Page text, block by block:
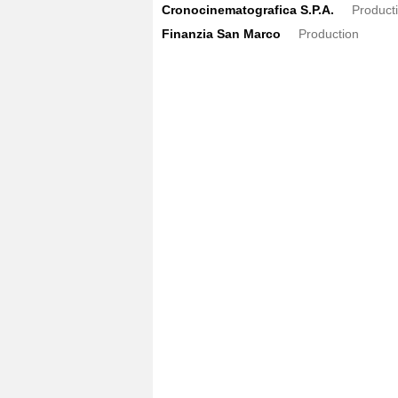
Cronocinematografica S.P.A.
Finanzia San Marco
Production